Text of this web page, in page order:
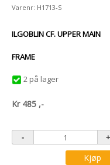
Varenr: H1713-S
ILGOBLIN CF. UPPER MAIN
FRAME
2 på lager
Kr 485 ,-
Kjøp